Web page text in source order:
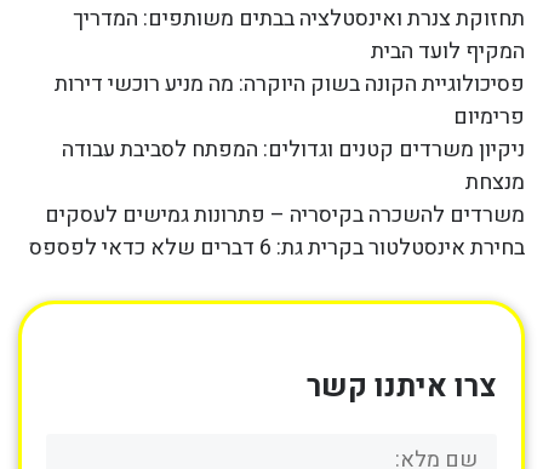
תחזוקת צנרת ואינסטלציה בבתים משותפים: המדריך
המקיף לועד הבית
פסיכולוגיית הקונה בשוק היוקרה: מה מניע רוכשי דירות
פרימיום
ניקיון משרדים קטנים וגדולים: המפתח לסביבת עבודה
מנצחת
משרדים להשכרה בקיסריה – פתרונות גמישים לעסקים
בחירת אינסטלטור בקרית גת: 6 דברים שלא כדאי לפספס
צרו איתנו קשר